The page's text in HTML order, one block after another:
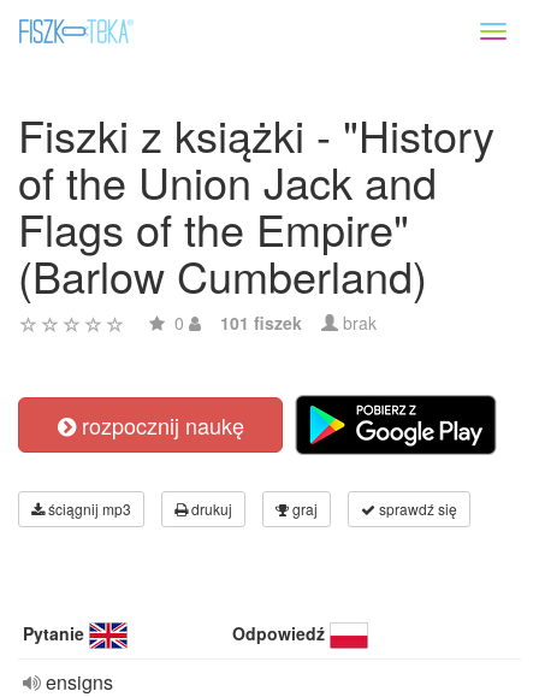
Fiszki z książki - "History
of the Union Jack and
Flags of the Empire"
(Barlow Cumberland)
0 101 fiszek brak
rozpocznij naukę
ściągnij mp3 drukuj graj sprawdź się
Pytanie Odpowiedź
ensigns